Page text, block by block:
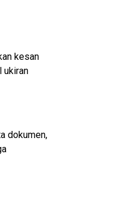
kesan
ukiran
dokumen,